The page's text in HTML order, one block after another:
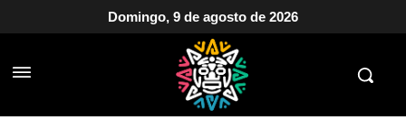
Domingo, 9 de agosto de 2026